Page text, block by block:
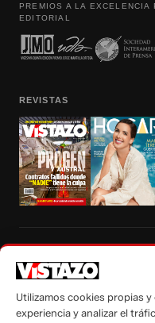
PREMIOS A LA
EDITORIAL
REVISTAS
autorización escrita de su titular,
Utilizamos cookies propias
experiencia y analizar el